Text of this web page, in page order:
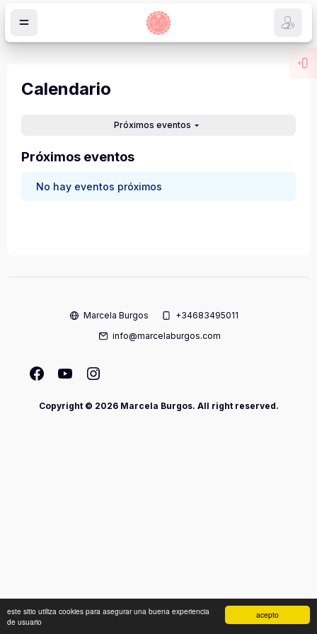
acepto
este sitio utiliza cookies para asegurar una buena experiencia
de usuario
Calendario
Próximos eventos
Próximos eventos
No hay eventos próximos
Marcela Burgos
+34683495011
info@marcelaburgos.com
Copyright © 2026 Marcela Burgos. All right reserved.